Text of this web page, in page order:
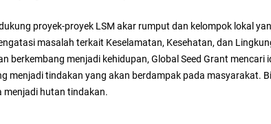
proyek-proyek LSM akar rumput dan kelompok lokal
masalah terkait Keselamatan, Kesehatan, dan
berkembang menjadi kehidupan, Global Seed Grant mencari
menjadi tindakan yang akan berdampak pada masyarakat.
menjadi hutan tindakan.